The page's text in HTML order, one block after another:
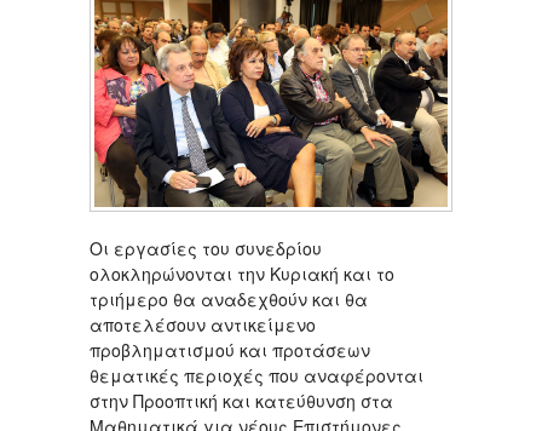
Οι εργασίες του συνεδρίου
ολοκληρώνονται την Κυριακή και το
τριήμερο θα αναδεχθούν και θα
αποτελέσουν αντικείμενο
προβληματισμού και προτάσεων
θεματικές περιοχές που αναφέρονται
στην Προοπτική και κατεύθυνση στα
Μαθηματικά για νέους Επιστήμονες